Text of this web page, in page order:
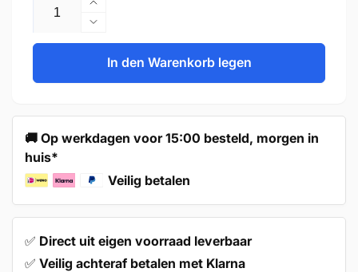
Erhöhe
die
Menge
für
Gold
Erie
Verringere
die
Menge
für
50
mm
Aluminium
–
In den Warenkorb legen
🚚 Op werkdagen voor 15:00 besteld, morgen in
huis*
Veilig betalen
✅ Direct uit eigen voorraad leverbaar
✅ Veilig achteraf betalen met Klarna